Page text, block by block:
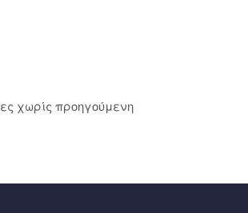
χωρίς προηγούμενη